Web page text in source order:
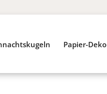
Papier-Deko